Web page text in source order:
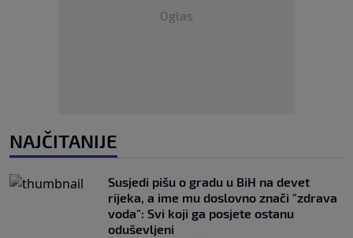
Oglas
NAJČITANIJE
Susjedi pišu o gradu u BiH na devet
rijeka, a ime mu doslovno znači "zdrava
voda": Svi koji ga posjete ostanu
oduševljeni